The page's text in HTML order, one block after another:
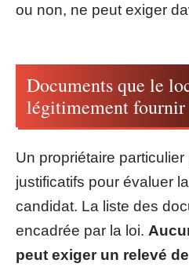
ou non, ne peut exiger
Documents que le
légitimement fournir
Un propriétaire
justificatifs pour évaluer
candidat. La liste des
encadrée par la loi.
peut exiger un relevé